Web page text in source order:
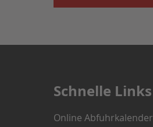
Schnelle Links
Online Abfuhrkalender